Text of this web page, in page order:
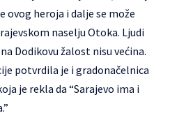
ovog heroja i dalje se može
naselju Otoka. Ljudi
Dodikovu žalost nisu većina.
potvrdila je i gradonačelnica
je rekla da “Sarajevo ima i